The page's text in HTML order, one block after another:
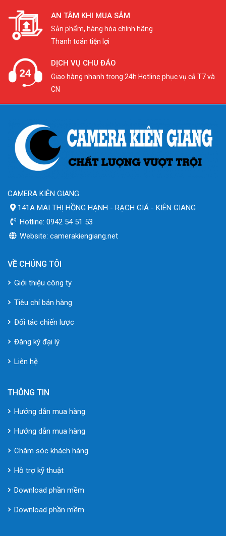
AN TÂM KHI MUA SẮM
Sản phẩm, hàng hóa chính hãng
Thanh toán tiện lợi
DỊCH VỤ CHU ĐÁO
Giao hàng nhanh trong 24h Hotline phục vụ cả T7 và
CN
CAMERA KIÊN GIANG
141A MAI THỊ HỒNG HẠNH - RẠCH GIÁ - KIÊN GIANG
Hotline: 0942 54 51 53
Website: camerakiengiang.net
VỀ CHÚNG TÔI
Giới thiệu công ty
Tiêu chí bán hàng
Đối tác chiến lược
Đăng ký đại lý
Liên hệ
THÔNG TIN
Hướng dẫn mua hàng
Hướng dẫn mua hàng
Chăm sóc khách hàng
Hỗ trợ kỹ thuật
Download phần mềm
Download phần mềm